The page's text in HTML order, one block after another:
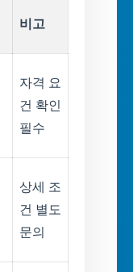
비고
자격 요
건 확인
필수
상세 조
건 별도
문의